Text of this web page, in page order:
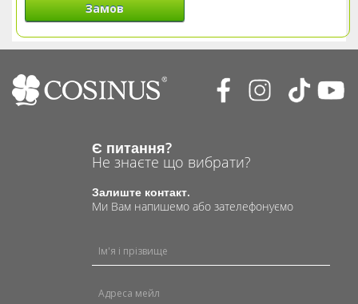
Замов
Є питання?
Не знаєте що вибрати?
Залиште контакт.
Ми Вам напишемо або зателефонуємо